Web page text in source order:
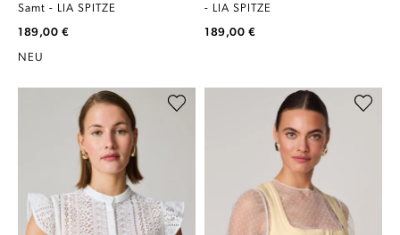
Samt - LIA SPITZE
189,00 €
NEU
- LIA SPITZE
189,00 €